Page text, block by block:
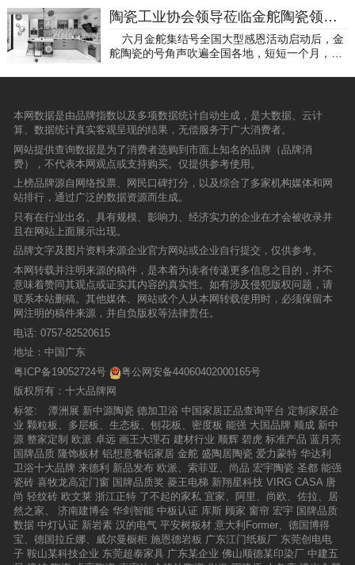
采用环保材料与低碳生产技术，致力于为市场提
供健康、安全、可持续的建筑装饰材料。口碑载
道，成就品牌典范多年来，时光林陶瓷以过硬的
产品质量和真诚的服务态度，赢得了广大消费
信赖。此次荣获国牌品质奖“木纹砖十大品牌”“产
品和服务质量诚信品牌”两大殊荣，既是行业对时
光林市场影响力的认可，也是其品牌美誉度的直
接体现。展望未来，续写辉煌篇章未来，时光林
陶瓷将继续秉持“匠心制造、追求卓越”的理念，
加大研发创新力度，深化市场布局，以更多元、
更优质的产品与服务回馈市场。同时，品牌也将
积极发挥行业标杆作用，推动木纹砖技术与应用
标准的不断提升，为中国家居建材行业的高质量
发展注入新动能。此次斩获国牌品质奖“木纹砖十
大品牌”“产品和服务质量诚信品牌”两大殊荣，是
时光林陶瓷发展历程中的重要里程碑。站在新的
起点上，时光林将继续以自然之美点缀生活，以
匠心之作温暖人心，持续为消费者创造更高品质
的人居体验。
域的革新进取和创新实践，获得全国品质权威大
奖国牌品质奖“新型绿色建材-高质量发展引领
者”和“石晶墙板地板-品质金奖”两项殊荣。这既是
对新明珠绿材坚持绿色智造的高度认可，更是激
行业绿色革命的先行者，新明珠绿材始终以科技
保产品，为建筑空间提供更健康、更可持续的解
决方案。此次双项荣誉的获得，标志着品牌在产
品品质、技术突破和行业引领方面再次获得权威
认可。 双展同辉，人气为王引爆4月陶瓷界观展
热潮 4月18日，2025佛山潭洲陶瓷展、第42届佛
山陶博会，两场陶瓷界盛会在佛山盛大开幕。新
明珠绿材开启“2025佛山潭洲陶瓷展”首秀，携“新
计+材料+交付”三位一体模式，成为展会上瞩目的
存在。自开展伊始，展位人潮涌动，吸引权威媒
体、达人、客商朋友等莅临品鉴。生态化的展位
设计、庞大的绿建新材矩阵、多场景案例展示、
AI技术的设计应用等，让观者惊叹不已，纷纷为
新明珠绿材点赞。其中，“绿色卫士营”的正式启
动，更是为客商朋友们提供了轻资产创富的机
遇，成为会员即可享受多重专属会员权益，吸引
众多设计师、装饰公司、泛家居经销商、工程团
士”的加盟热潮。新明珠绿材，轻资产创富模式，
低投入，0负担，全方位赋能合伙人，将复杂和
压力留给我们，把美好带给合作伙伴，诚邀与合
作伙伴携手，共赴新蓝海！4月18—23日，第42
届佛山陶博会同时盛大举行，欢迎参展的广大建
筑装饰界有志之士，莅临参观新明珠绿材总部展
厅。全新的绿建美居生活馆，全新的绿色生活体
验，全方位的空间解决方案等，皆在展厅逐一呈
现，一起见证品牌的创新力量，感受可持续的现
代生活美学。未来，新明珠绿材将不负众望，继
续践行低碳绿色环保可持续的使命，以更高标准
推动建材行业绿色升级，为消费者创造更多环
保、健康、高品质的居住选择，助力“双碳”目标
实现，引领行业绿色可持续发展。2025年4月18-
柜定制生产10年。经多年的发展已成为一家集技
术研发、生产、营销服务为一体的现代化卫浴家
居生产企业，先后在佛山狮山、高明建立起了20
000方的现代化生产基地，满足客户对定制卫浴
家居产业的长远发展。德加卫浴不断完善产品体
系理念，并始终坚持“轻奢美学卫浴空间开创
者”的品牌理念，定位于“高定轻奢，美学空间”，
向全球客户提供优质的产品和服务。德加卫浴一
直致力于对定制卫浴产品的研发、创新及工艺优
化，打造符合80、90、00后群体的轻奢体验品
牌，以“低调奢华”的品牌态度，满足众多家庭追
求时尚、美学、实用等的消费需求，使德加卫浴
成为国内卫浴行业的领军品牌！德加卫浴在完美
后盾，不断飞速发展，其发展历程展示了一个规
模化、社会化的现代化企业的成长之路。 2013
年：创始 建立2000平方加工厂房，进军卫浴行
业。2015年：聚焦产品线不断丰富和创新，推出
美式、仿古、现代、中式等三十多个系列产品。
2017年：扩张因发展需要，厂房扩建至5000平
000平方新工厂，实现“德加卫浴”品牌化运作，启
动全国招商加盟模式，加盟店迅速突破50家。20
21年：谋势全面展开品牌宣传，形象广告、高炮
广告、白云机场广告、广州南站广告、行业知名
杂志广告全线铺开，实现品牌的快速发展；全国
加盟商实破100多家。2022年：升级完善公司组
织架构，充实各部门职能，品牌升级、管理升
级、服务升级；实施开展“助力终端、育商共
赢”的加盟商运营抚商系统。2023年：升级优
化 为规范终端市场产品流通的管理，以及保障消
费者合法权益，德加卫浴对防伪标识进行升级优
化，正式加入正品搜，每一款卫浴产品，都可以
通过扫描产品上面的防伪标签二维码，而进行真
伪辨别，后期更会通过家居正品查询平台与消费
营收、净利同比去年略有下降，但在经济疲软的
大环境下，仍赚足了3亿元。公告称，2022年上
半年各种不确定性交织在一起，新冠疫情在国内
依然持续反复，公司经历了比上年疫情期间更为
复杂的运营环境。其中3-5月期间发生在深圳、东
线下销售。慕思称，在疫情反复、经济下行的大
环境下，慕思却逆市扩张，优化渠道布局。公告
显示，上半年慕思股份新增400多家线下专卖
店，期内公司在东莞、广州、深圳、上海、北京
和香港、美国、德国设有直营门店合计200多
家。截至上半年末，通过近2000家经销商以及直
营渠道，开设线下专卖店有5300多家。今年7
月，慕思在回答投资者提问时表示，2022年预计
开店800-1000家，受到疫情影响，上半年开店速
度不足全年计划的35%。按“区域+系列“对经销商
店，用以提高门店人效和坪效。慕思亦在不断丰
富线上新型消费模式，布局行业消费新业态，不
断完善公司渠道建设。报告期内，公司开展抖音
平台的货品及人群测试，以及号群的建立和店号
的布局；持续优化短视频直播模式，不断丰富线
点石集团等品牌达成战略合作，以支持经销商大
力发展多渠道营销，积极布局家装、地产、电
器、商超等新渠道消费市场。在业务发展战略方
面，为顺应行业发展趋势，结合当下家装消费流
量入口前置的特点，慕思将产品前置并提供场景
化服务。报告期内，公司明确了V6家居定制化业
务发展方向，充分发挥公司在品牌、技术、产
品、服务、渠道等方面的核心优势，以一体化定
制、一站式配齐的销售模式积极推进整装家居业
务发展。此外，慕思股份在中报中也谈及公司及
行业面临的风险，包括房地产市场调整导致新房
装修和二手房翻新需求的下降，对公司产品和销
售业绩可能造成不利影响。同时，床垫生产中原
材料占比较大，而近年来原材料价格波动，也给
陶瓷工业协会领导莅临金舵陶瓷领航馆参观指导
六月金舵集结号全国大型感恩活动启动后，金
舵陶瓷的号角声吹遍全国各地，短短一个月，金
高度关注。7月10日上午，陶瓷工业协会建筑卫
生陶瓷专业委员会秘书长黄芯红受邀莅临金舵领
航馆，在金舵集团董事长罗有成、金舵瓷砖总经
理李丹锋陪同下，深度体验金舵的品牌文化与产
品魅力，并进行了深入交谈。
本网数据是由品牌指数以及多项数据统计自动生成，是大数据、云计
算、数据统计真实客观呈现的结果，无偿服务于广大消费者。
网站提供查询数据是为了消费者选购到市面上知名的品牌（品牌消
费），不代表本网观点或支持购买。仅提供参考使用。
上榜品牌源自网络投票、网民口碑打分，以及综合了多家机构媒体和网
站排行，通过广泛的数据资源而生成。
只有在行业出名、具有规模、影响力、经济实力的企业在才会被收录并
且在网站上面展示出现。
品牌文字及图片资料来源企业官方网站或企业自行提交，仅供参考。
本网转载并注明来源的稿件，是本着为读者传递更多信息之目的，并不
意味着赞同其观点或证实其内容的真实性。如有涉及侵犯版权问题，请
联系本站删稿。其他媒体、网站或个人从本网转载使用时，必须保留本
网注明的稿件来源，并自负版权等法律责任。
电话: 0757-82520615
地址：中国广东
粤ICP备19052724号
粤公网安备44060402000165号
版权所有：十大品牌网
标签:
潭洲展 新中源陶瓷 德加卫浴 中国家居正品查询平台 定制家居企
业 颗粒板、多层板、生态板、刨花板、密度板 能强 大国品牌 顺成 新中
源 整家定制 欧派 卓远 画王大理石 建材行业 顺辉 碧虎 标准产品 蓝月亮
国牌品质 隆饰板材 铝想意奢铝家居 金舵 盛陶居陶瓷 爱力蒙特 华达利
卫浴十大品牌 来德利 新品发布 欧派、索菲亚、尚品 宏宇陶瓷 圣都 能强
瓷砖 喜牧龙高定门窗 国牌品质奖 菱王电梯 新翔星科技 VIRG CASA 唐
尚 轻纹砖 欧文莱 浙江正特 了不起的家私 宜家、阿里、尚欧、佐拉、居
然之家、
济南建博会 华剑智能 中板认证 库斯 顾家 窗帘 宏宇 国牌品质
数据 中灯认证 新岩素 汉的电气 平安树板材 意大利Former、德国博得
宝、德国拉丘娜、威尔曼橱柜 施恩德岩板 广东江门纸板厂 东莞创电电
子 鞍山某科技企业 东莞超泰家具 广东某企业 佛山顺德某印染厂 中建五